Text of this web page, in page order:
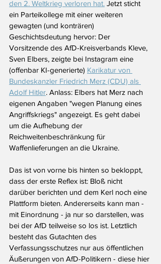
den 2. Weltkrieg verloren hat. Jetzt sticht
ein Parteikollege mit einer weiteren
gewagten (und konträren)
Geschichtsdeutung hervor: Der
Vorsitzende des AfD-Kreisverbands Kleve,
Sven Elbers, zeigte bei Instagram eine
(offenbar KI-generierte) Karikatur von
Bundeskanzler Friedrich Merz (CDU) als
Adolf Hitler. Anlass: Elbers hat Merz nach
eigenen Angaben "wegen Planung eines
Angriffskriegs" angezeigt. Es geht dabei
um die Aufhebung der
Reichweitenbeschränkung für
Waffenlieferungen an die Ukraine.
Das ist von vorne bis hinten so bekloppt,
dass der erste Reflex ist: Bloß nicht
darüber berichten und dem Kerl noch eine
Plattform bieten. Andererseits kann man -
mit Einordnung - ja nur so darstellen, was
bei der AfD teilweise so los ist. Letztlich
besteht das Gutachten des
Verfassungsschutzes nur aus öffentlichen
Äußerungen von AfD-Politikern - diese hier